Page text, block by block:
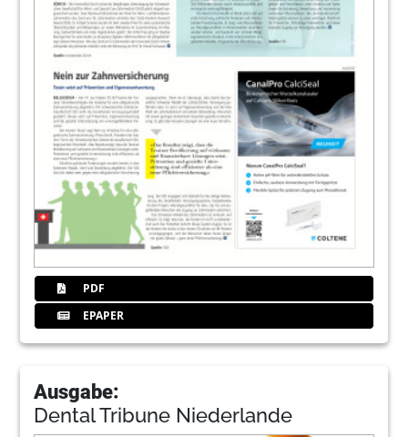
PDF
EPAPER
Ausgabe:
Dental Tribune Niederlande